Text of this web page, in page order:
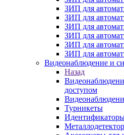
ЗИП для
ЗИП для
ЗИП для
ЗИП для
ЗИП для
ЗИП для
Видеонаблюдение и
Назад
доступом
Турникеты